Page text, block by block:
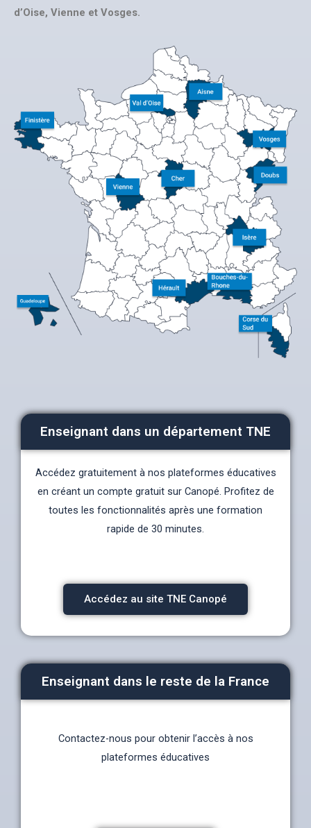
d’Oise, Vienne et Vosges.
Enseignant dans un département TNE
Accédez gratuitement à nos plateformes éducatives
en créant un compte gratuit sur Canopé. Profitez de
toutes les fonctionnalités après une formation
rapide de 30 minutes.
Accédez au site TNE Canopé
Enseignant dans le reste de la France
Contactez-nous pour obtenir l’accès à nos
plateformes éducatives